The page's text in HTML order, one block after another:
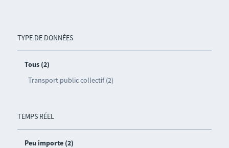
TYPE DE DONNÉES
Tous (2)
Transport public collectif (2)
TEMPS RÉEL
Peu importe (2)